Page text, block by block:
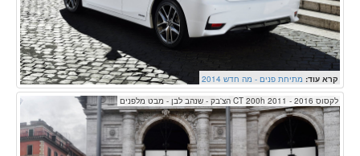
קרא עוד: מתיחת פנים - מה חדש 2014
לקסוס CT 200h 2011 - 2016 הצ'בק - שנהב לבן - מבט מלפנים